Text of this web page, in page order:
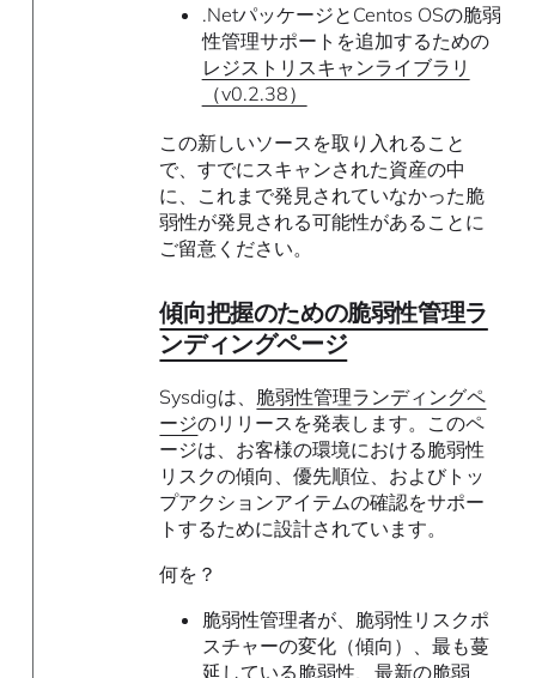
.NetパッケージとCentos OSの脆弱
性管理サポートを追加するための
レジストリスキャンライブラリ
（v0.2.38）
この新しいソースを取り入れること
で、すでにスキャンされた資産の中
に、これまで発見されていなかった脆
弱性が発見される可能性があることに
ご留意ください。
傾向把握のための脆弱性管理ラ
ンディングページ
Sysdigは、 脆弱性管理ランディングペ
ージのリリースを発表します。このペ
ージは、お客様の環境における脆弱性
リスクの傾向、優先順位、およびトッ
プアクションアイテムの確認をサポー
トするために設計されています。
何を？
脆弱性管理者が、脆弱性リスクポ
スチャーの変化（傾向）、最も蔓
延している脆弱性、最新の脆弱